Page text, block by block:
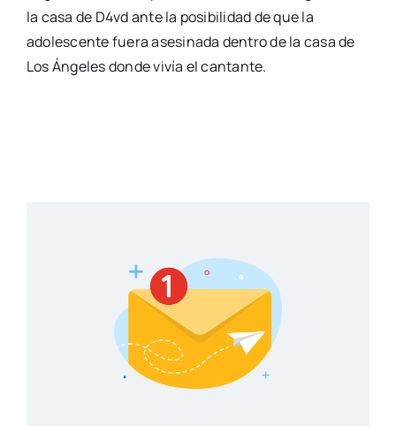
la casa de D4vd ante la posibilidad de que la
adolescente fuera asesinada dentro de la casa de
Los Ángeles donde vivía el cantante.